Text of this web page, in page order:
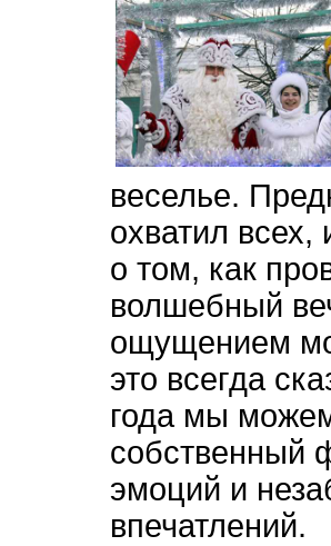
веселье.
охватил
о том, как
волшебный
ощущением
это всегда
года мы
собственный
эмоций и
впечатлений.